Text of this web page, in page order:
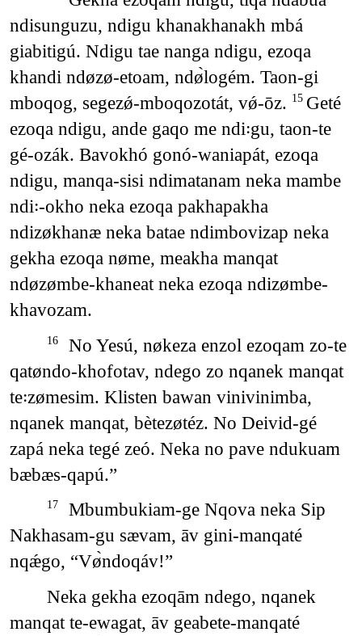
ndisunguzu, ndigu khanakhanakh mbá
giabitigú. Ndigu tae nanga ndigu, ezoqa
khandi ndøzø-etoam, ndø̀logém. Taon-gi
mboqog, segezǿ-mboqozotát, vǿ-ōz. 15 Geté
ezoqa ndigu, ande gaqo me ndi꞉gu, taon-te
gé-ozák. Bavokhó gonó-waniapát, ezoqa
ndigu, manqa-sisi ndimatanam neka mambe
ndi꞉-okho neka ezoqa pakhapakha
ndizøkhanæ neka batae ndimbovizap neka
gekha ezoqa nøme, meakha manqat
ndøzømbe-khaneat neka ezoqa ndizømbe-
khavozam.
16
No Yesú, nøkeza enzol ezoqam zo-te
qatøndo-khofotav, ndego zo nqanek manqat
te꞉zømesim. Klisten bawan vinivinimba,
nqanek manqat, bètezøtéz. No Deivid-gé
zapá neka tegé zeó. Neka no pave ndukuam
bæbæs-qapú.”
17
Mbumbukiam-ge Nqova neka Sip
Nakhasam-gu sævam, āv gini-manqaté
nqǽgo, “Vø̀ndoqáv!”
Neka gekha ezoqām ndego, nqanek
manqat te-ewagat, āv geabete-manqaté